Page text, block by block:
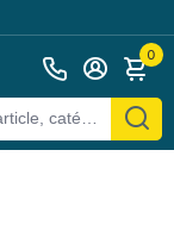
0